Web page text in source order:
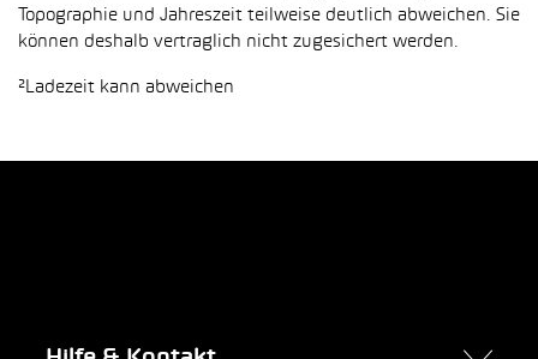
Topographie und Jahreszeit teilweise deutlich abweichen. Sie
können deshalb vertraglich nicht zugesichert werden.
²Ladezeit kann abweichen